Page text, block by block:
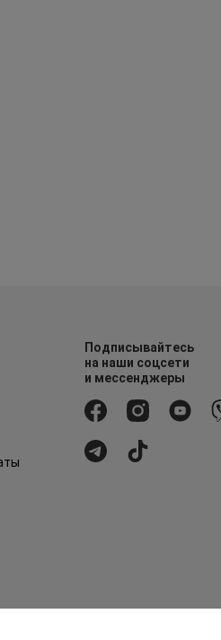
Подписывайтесь
на наши соцсети
и мессенджеры